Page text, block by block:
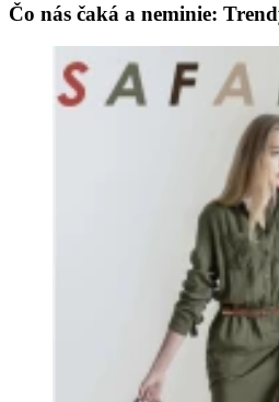
Čo nás čaká a neminie: